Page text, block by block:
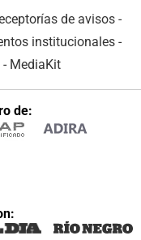
de avisos -
institucionales-
- MediaKit
de: